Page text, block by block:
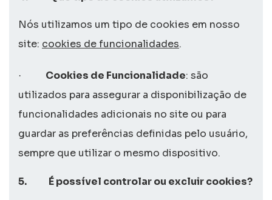
Nós utilizamos um tipo de cookies em nosso
site: cookies defuncionalidades.
· Cookies de Funcionalidade: são
utilizados para assegurar a disponibilização de
funcionalidades adicionais no site ou para
guardar as preferências definidas pelo usuário,
sempre que utilizar o mesmo dispositivo.
5. É possível controlar ou excluircookies?